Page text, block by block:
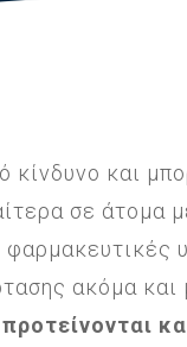
κίνδυνο και
σε άτομα
ακόμα